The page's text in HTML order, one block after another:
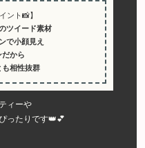
ント📸】
ツイード素材
で小顔見え
から
相性抜群
ィーや
ったりです👑💕